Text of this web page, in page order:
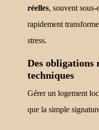
réelles, souvent
rapidement
stress.
Des obligations
techniques
Gérer un logement
que la simple